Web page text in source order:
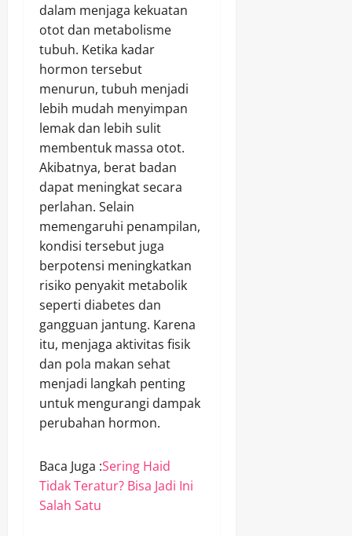
dalam menjaga kekuatan
otot dan metabolisme
tubuh. Ketika kadar
hormon tersebut
menurun, tubuh menjadi
lebih mudah menyimpan
lemak dan lebih sulit
membentuk massa otot.
Akibatnya, berat badan
dapat meningkat secara
perlahan. Selain
memengaruhi penampilan,
kondisi tersebut juga
berpotensi meningkatkan
risiko penyakit metabolik
seperti diabetes dan
gangguan jantung. Karena
itu, menjaga aktivitas fisik
dan pola makan sehat
menjadi langkah penting
untuk mengurangi dampak
perubahan hormon.
Baca Juga :Sering Haid
Tidak Teratur? Bisa Jadi Ini
Salah Satu